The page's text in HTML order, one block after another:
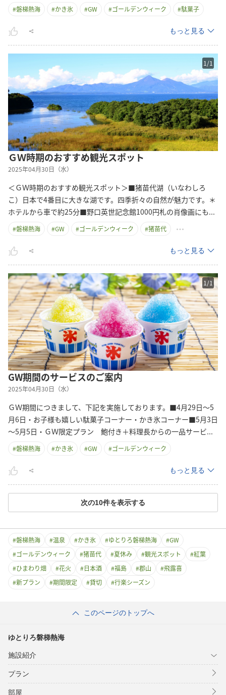
#磐梯熱海 #かき氷 #GW #ゴールデンウィーク #駄菓子
もっと見る
1 /1
ＧＷ時期のおすすめ観光スポット
2025年04月30日（水）
＜ＧＷ時期のおすすめ観光スポット＞■猪苗代湖（いなわしろ
こ）日本で4番目に大きな湖です。四季折々の自然が魅力です。＊
ホテルから車で約25分■野口英世記念館1000円札の肖像画にも...
#磐梯熱海 #GW #ゴールデンウィーク #猪苗代
もっと見る
1/1
GW期間のサービスのご案内
2025年04月30日（水）
ＧＷ期間につきまして、下記を実施しております。■4月29日～5
月6日・お子様も嬉しい駄菓子コーナー・かき氷コーナー■5月3日
～5月5日・ＧＷ限定プラン 鮑付き＋料理長からの一品サービ...
#磐梯熱海 #かき氷 #GW #ゴールデンウィーク
もっと見る
次の10件を表示する
#磐梯熱海 #温泉 #かき氷 #ゆとりろ磐梯熱海 #GW
#ゴールデンウィーク #猪苗代 #夏休み #観光スポット #紅葉
#ひまわり畑 #花火 #日本酒 #福島 #郡山 #飛露喜
#新プラン #期間限定 #貸切 #行楽シーズン
このページのトップへ
ゆとりろ磐梯熱海
施設紹介
プラン
部屋